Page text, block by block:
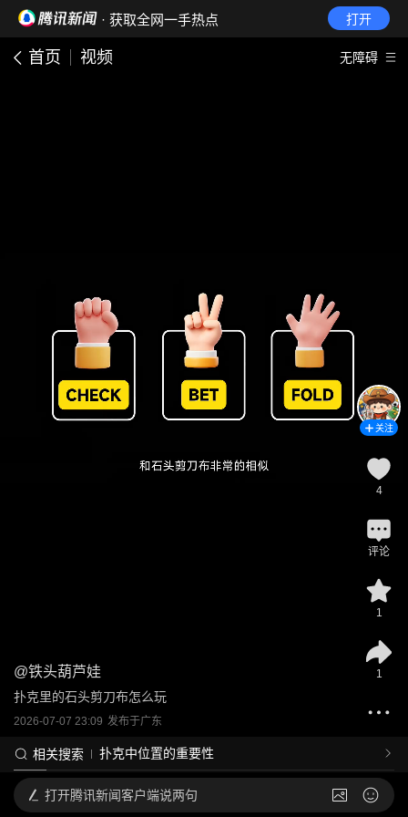
· 获取全网一手热点 打开
首页 视频 无障碍
@铁头葫芦娃
扑克里的石头剪刀布怎么玩
2026-07-07 23:09 发布于广东
相关搜索 扑克中位置的重要性
关注
4
评论
1
1
打开腾讯新闻客户端说两句